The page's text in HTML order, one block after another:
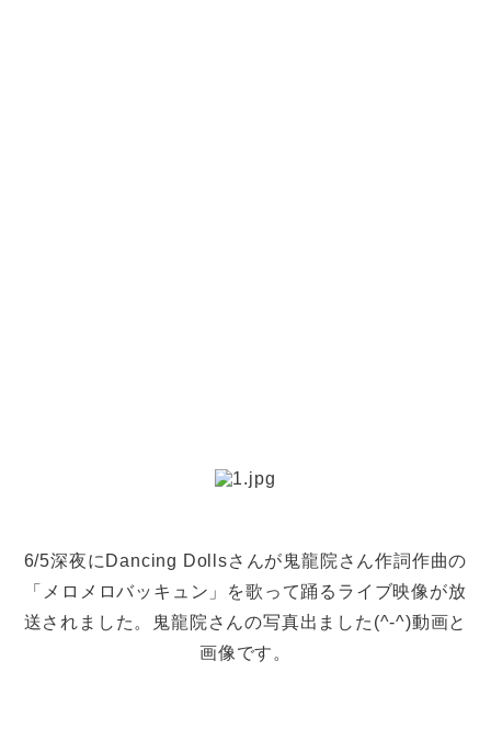
6/5深夜にDancing Dollsさんが鬼龍院さん作詞作曲の
「メロメロバッキュン」を歌って踊るライブ映像が放
送されました。鬼龍院さんの写真出ました(^-^)動画と
画像です。